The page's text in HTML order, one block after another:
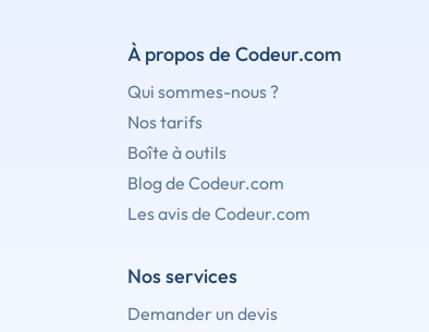
À propos de Codeur.com
Qui sommes-nous ?
Nos tarifs
Boîte à outils
Blog de Codeur.com
Les avis de Codeur.com
Nos services
Demander un devis